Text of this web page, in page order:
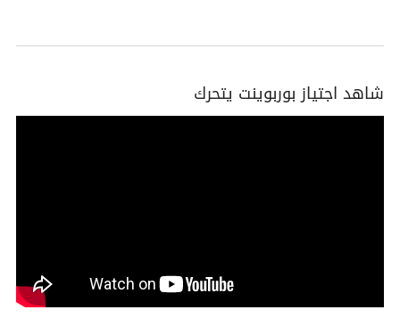
شاهد اجتياز بوربوينت يتحرك